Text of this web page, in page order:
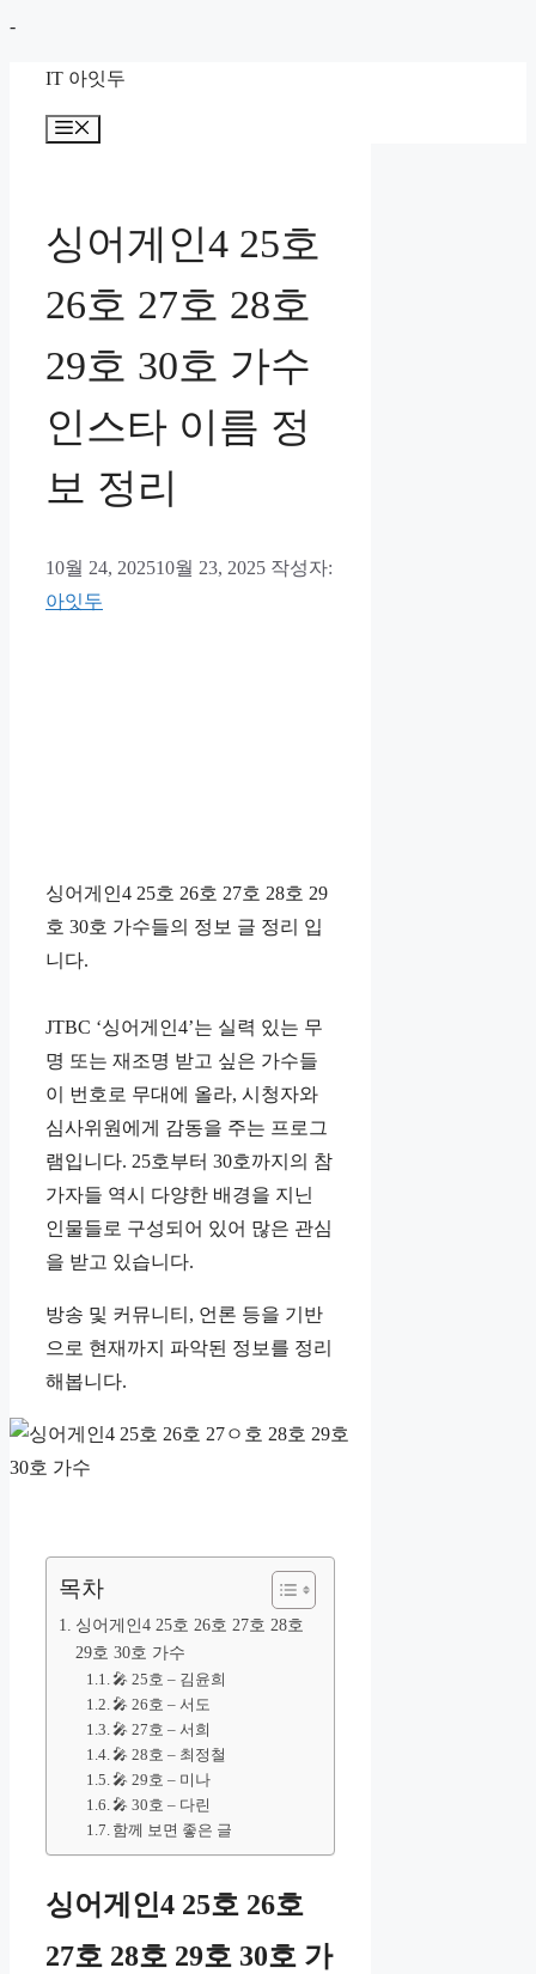
-컨
IT 아잇두
뉴
싱어게인4 25호
26호 27호 28호
29호 30호 가수
인스타 이름 정
보 정리
10월 24, 202510월 23, 2025 작성자:
아잇두
싱어게인4 25호 26호 27호 28호 29
호 30호 가수들의 정보 글 정리 입
니다.
JTBC ‘싱어게인4’는 실력 있는 무
명 또는 재조명 받고 싶은 가수들
이 번호로 무대에 올라, 시청자와
심사위원에게 감동을 주는 프로그
램입니다. 25호부터 30호까지의 참
가자들 역시 다양한 배경을 지닌
인물들로 구성되어 있어 많은 관심
을 받고 있습니다.
방송 및 커뮤니티, 언론 등을 기반
으로 현재까지 파악된 정보를 정리
해봅니다.
목차
싱어게인4 25호 26호 27호 28호
29호 30호 가수
🎤 25호 – 김윤희
🎤 26호 – 서도
🎤 27호 – 서희
🎤 28호 – 최정철
🎤 29호 – 미나
🎤 30호 – 다린
함께 보면 좋은 글
싱어게인4 25호 26호
27호 28호 29호 30호 가